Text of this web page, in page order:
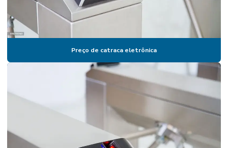
Catraca eletrônica para escola
Catraca eletrônica para padaria
Catraca eletronica para restaurante
Catraca expedidora de cartões
Catraca expedidora de comanda henry
Preço de catraca eletrônica